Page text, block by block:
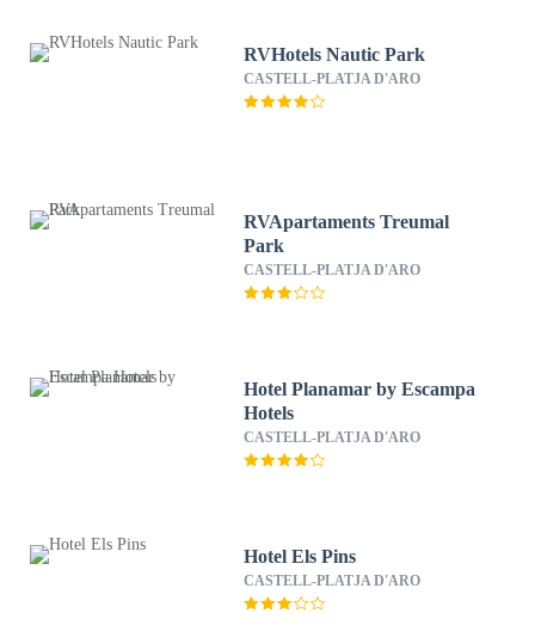
RVHotels Nautic Park
CASTELL-PLATJA D'ARO
RVApartaments Treumal
Park
CASTELL-PLATJA D'ARO
Hotel Planamar by Escampa
Hotels
CASTELL-PLATJA D'ARO
Hotel Els Pins
CASTELL-PLATJA D'ARO